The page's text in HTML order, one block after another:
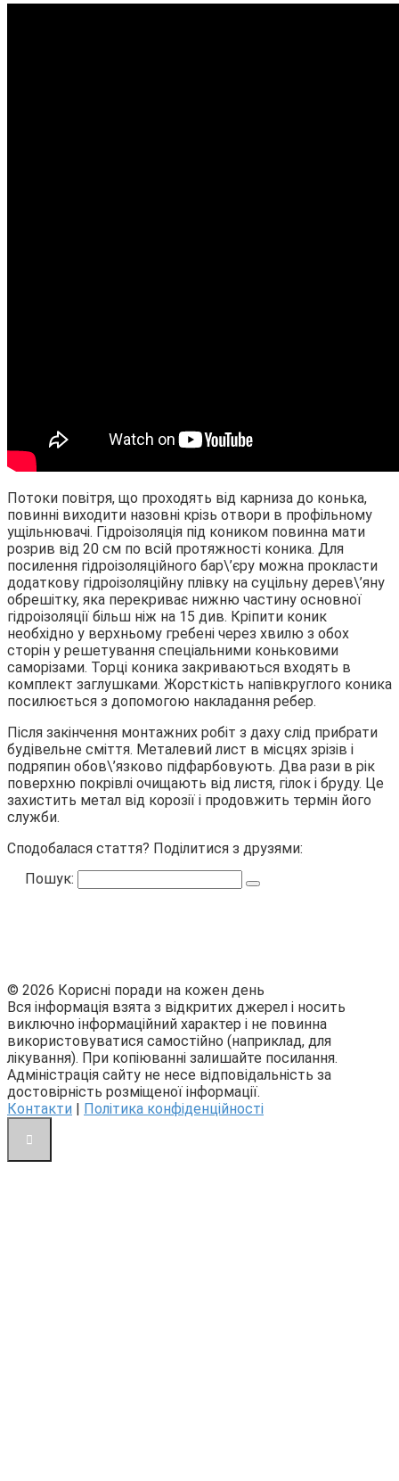
Потоки повітря, що проходять від карниза до конька,
повинні виходити назовні крізь отвори в профільному
ущільнювачі. Гідроізоляція під коником повинна мати
розрив від 20 см по всій протяжності коника. Для
посилення гідроізоляційного бар\’єру можна прокласти
додаткову гідроізоляційну плівку на суцільну дерев\’яну
обрешітку, яка перекриває нижню частину основної
гідроізоляції більш ніж на 15 див. Кріпити коник
необхідно у верхньому гребені через хвилю з обох
сторін у решетування спеціальними коньковими
саморізами. Торці коника закриваються входять в
комплект заглушками. Жорсткість напівкруглого коника
посилюється з допомогою накладання ребер.
Після закінчення монтажних робіт з даху слід прибрати
будівельне сміття. Металевий лист в місцях зрізів і
подряпин обов\’язково підфарбовують. Два рази в рік
поверхню покрівлі очищають від листя, гілок і бруду. Це
захистить метал від корозії і продовжить термін його
служби.
Сподобалася стаття? Поділитися з друзями:
Пошук:
© 2026 Корисні поради на кожен день
Вся інформація взята з відкритих джерел і носить
виключно інформаційний характер і не повинна
використовуватися самостійно (наприклад, для
лікування). При копіюванні залишайте посилання.
Адміністрація сайту не несе відповідальність за
достовірність розміщеної інформації.
Контакти | Політика конфіденційності